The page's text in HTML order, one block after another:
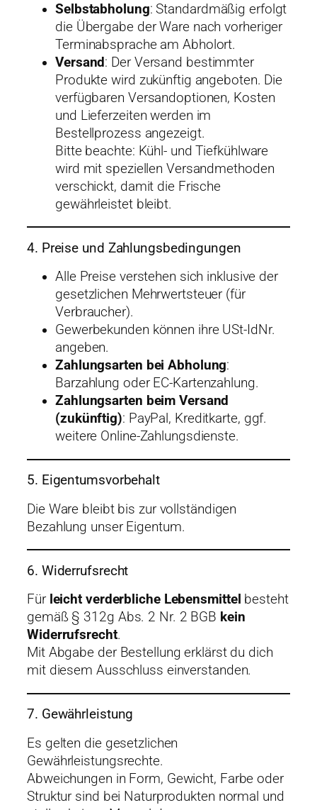
Selbstabholung: Standardmäßig erfolgt
die Übergabe der Ware nach vorheriger
Terminabsprache am Abholort.
Versand: Der Versand bestimmter
Produkte wird zukünftig angeboten. Die
verfügbaren Versandoptionen, Kosten
und Lieferzeiten werden im
Bestellprozess angezeigt.
Bitte beachte: Kühl- und Tiefkühlware
wird mit speziellen Versandmethoden
verschickt, damit die Frische
gewährleistet bleibt.
4. Preise und Zahlungsbedingungen
Alle Preise verstehen sich inklusive der
gesetzlichen Mehrwertsteuer (für
Verbraucher).
Gewerbekunden können ihre USt-IdNr.
angeben.
Zahlungsarten bei Abholung:
Barzahlung oder EC-Kartenzahlung.
Zahlungsarten beim Versand
(zukünftig): PayPal, Kreditkarte, ggf.
weitere Online-Zahlungsdienste.
5. Eigentumsvorbehalt
Die Ware bleibt bis zur vollständigen
Bezahlung unser Eigentum.
6. Widerrufsrecht
Für leicht verderbliche Lebensmittel besteht
gemäß § 312g Abs. 2 Nr. 2 BGB kein
Widerrufsrecht.
Mit Abgabe der Bestellung erklärst du dich
mit diesem Ausschluss einverstanden.
7. Gewährleistung
Es gelten die gesetzlichen
Gewährleistungsrechte.
Abweichungen in Form, Gewicht, Farbe oder
Struktur sind bei Naturprodukten normal und